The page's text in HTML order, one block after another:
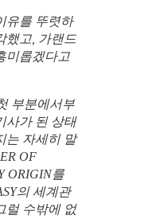
유를 뚜렷하
했고, 가랜드
미롭겠다고
부분에서부
사가 된 상태
는 자세히 말
OF
ORIGIN를
의 세계관
럴 수밖에 없